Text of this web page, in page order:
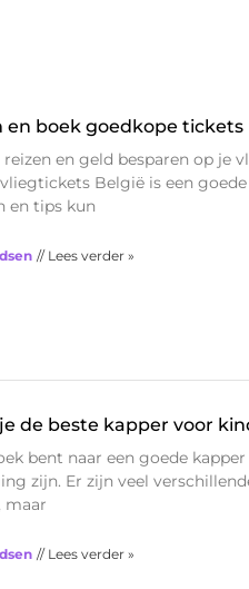
en boek goedkope tickets
en geld besparen op je
België is een
en tips kun
// Lees verder »
de beste kapper voor
bent naar een goede
zijn. Er zijn veel
maar
// Lees verder »